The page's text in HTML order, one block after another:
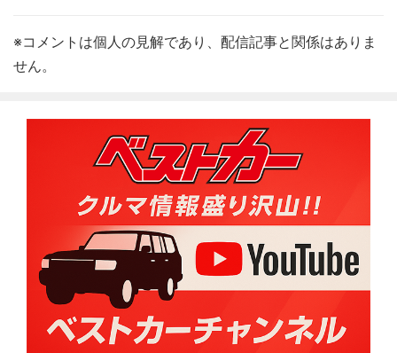
※コメントは個人の見解であり、配信記事と関係はありま
せん。